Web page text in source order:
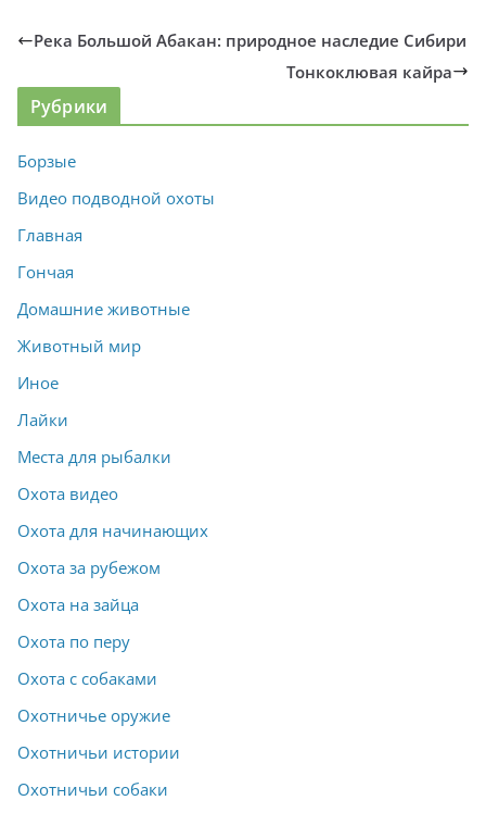
Река Большой Абакан: природное наследие Сибири
Тонкоклювая кайра
Рубрики
Борзые
Видео подводной охоты
Главная
Гончая
Домашние животные
Животный мир
Иное
Лайки
Места для рыбалки
Охота видео
Охота для начинающих
Охота за рубежом
Охота на зайца
Охота по перу
Охота с собаками
Охотничье оружие
Охотничьи истории
Охотничьи собаки